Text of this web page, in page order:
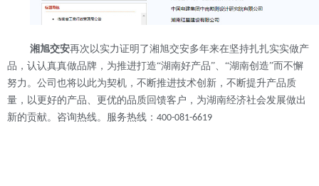
湘旭交安再次以实力证明了湘旭交安多年来在坚持扎扎实实做产
品，认认真真做品牌，为推进打造“湖南好产品”、“湖南创造”而不懈
努力。公司也将以此为契机，不断推进技术创新，不断提升产品质
量，以更好的产品、更优的品质回馈客户，为湖南经济社会发展做出
新的贡献。咨询热线。服务热线： 400-081-6619